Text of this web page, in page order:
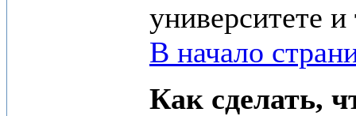
университете и
В начало
Как сделать,